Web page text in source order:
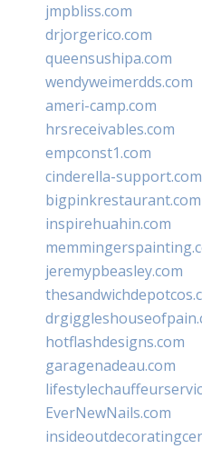
jmpbliss.com
drjorgerico.com
queensushipa.com
wendyweimerdds.com
ameri-camp.com
hrsreceivables.com
empconst1.com
cinderella-support.com
bigpinkrestaurant.com
inspirehuahin.com
jeremypbeasley.com
hotflashdesigns.com
garagenadeau.com
EverNewNails.com